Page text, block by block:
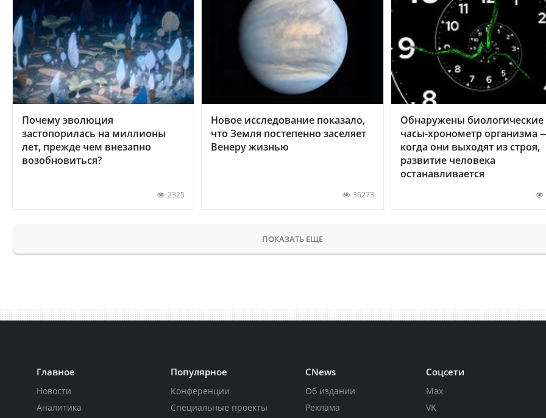
Почему эволюция
застопорилась на миллионы
лет, прежде чем внезапно
возобновиться?
2325
Новое исследование показало,
что Земля постепенно заселяет
Венеру жизнью
36273
Обнаружены биологические
часы-хронометр организма
когда они выходят из строя,
развитие человека
останавливается
ПОКАЗАТЬ ЕЩЕ
Главное
Новости
Аналитика
Популярное
Конференции
Специальные проекты
CNews
Об издании
Реклама
Соцсети
Max
VK